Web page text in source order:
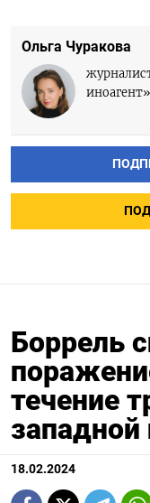
Ольга Чуракова
иноагент»
Боррель
течение
18.02.2024